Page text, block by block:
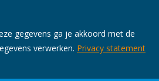
gegevens ga je akkoord met de
verwerken. Privacy statement